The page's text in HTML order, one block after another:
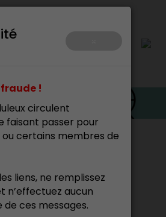
!
circulent
faisant passer pour
certains membres de
liens, ne remplissez
n’effectuez aucun
ces messages.
et outils>Droit d’auteur